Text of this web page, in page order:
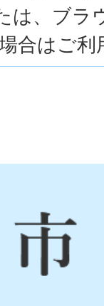
は、ブラ
合はご利